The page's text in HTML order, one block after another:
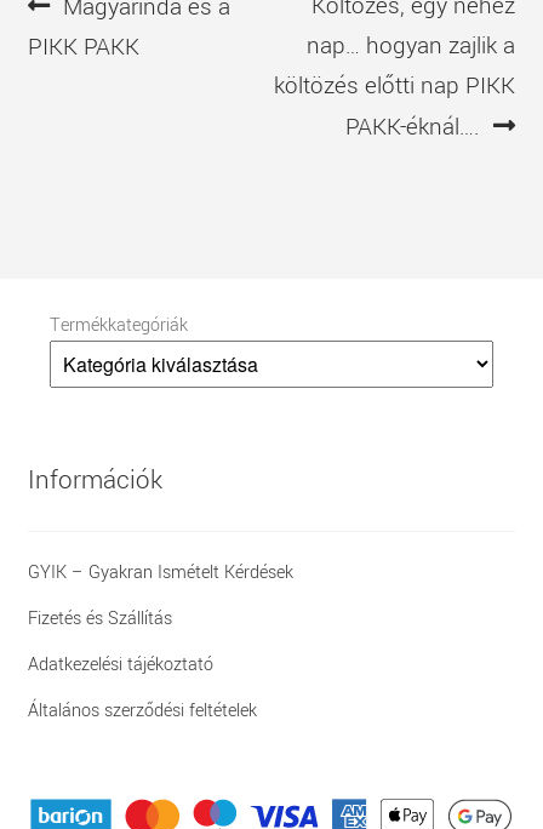
navigáció
bejegyzés
PIKK PAKK
bejegyzés
nap… hogyan zajlik a
költözés előtti nap PIKK
PAKK-éknál….
Termékkategóriák
Információk
GYIK – Gyakran Ismételt Kérdések
Fizetés és Szállítás
Adatkezelési tájékoztató
Általános szerződési feltételek